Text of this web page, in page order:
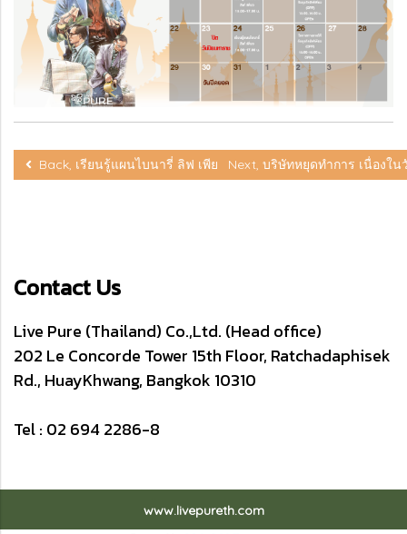
Back, เรียนรู้แผนไบนารี่ ลิฟ เพียว 13.00-17.00 น.Next, บริษัทหยุดทำการ เนื่องใ
Contact Us
Live Pure (Thailand) Co.,Ltd. (Head office)
202 Le Concorde Tower 15th Floor, Ratchadaphisek
Rd., HuayKhwang, Bangkok 10310
Tel : 02 694 2286-8
www.livepureth.com